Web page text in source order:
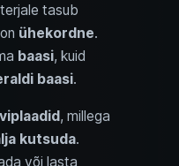
tasub
ühekordne.
baasi, kuid
baasi.
, millega
kutsuda.
või lasta